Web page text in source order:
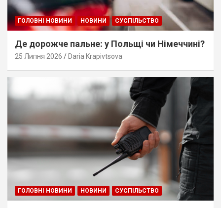
ГОЛОВНІ НОВИНИ НОВИНИ СУСПІЛЬСТВО
Де дорожче пальне: у Польщі чи Німеччині?
25 Липня 2026 Daria Krapivtsova
ГОЛОВНІ НОВИНИ НОВИНИ СУСПІЛЬСТВО